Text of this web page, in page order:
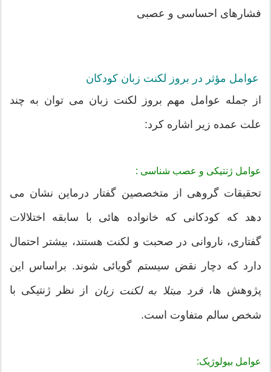
فشارهای احساسی و عصبی
عوامل مؤثر در بروز لکنت زبان کودکان
از جمله عوامل مهم بروز لکنت زبان می توان به چند
علت عمده زیر اشاره کرد:
عوامل ژنتیکی و عصب شناسی :
تحقیقات گروهی از متخصصین گفتار درماین نشان می
دهد که کودکانی که خانواده هائی با سابقه اختلالات
گفتاری، ناروانی در صحبت و لکنت هستند، بیشتر احتمال
دارد که دچار نقض سیستم گویائی شوند. براساس این
پژوهش ها،فرد مبتلا به لکنت زبان از نظر ژنتیکی با
شخص سالم متفاوت است.
عوامل بیولوژیک: